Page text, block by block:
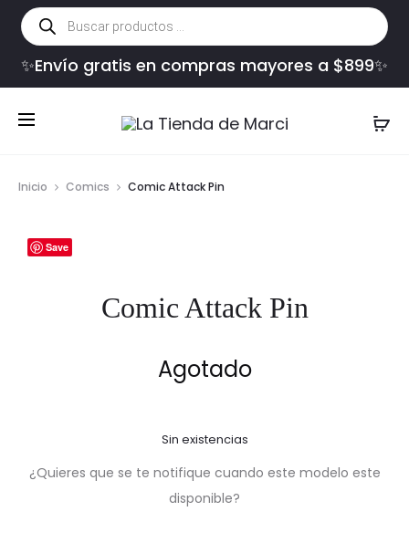
Búsqueda
de
productos
✨Envío gratis en compras mayores a $899✨
Inicio Comics Comic Attack Pin
Save
Comic Attack Pin
Agotado
Sin existencias
¿Quieres que se te notifique cuando este modelo este
disponible?